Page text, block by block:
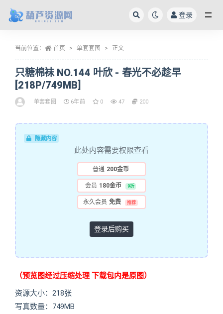
登录
当前位置： 首页 单套套图 正文
只糖棉袜 NO.144 叶欣 - 春光不必趁早
[218P/749MB]
单套套图 6年前 0 47 200
隐藏内容
此处内容需要权限查看
普通 200金币
会员 180金币 9折
永久会员 免费 推荐
登录后购买
（预览图经过压缩处理 下载包内是原图）
资源大小：218张
写真数量：749MB